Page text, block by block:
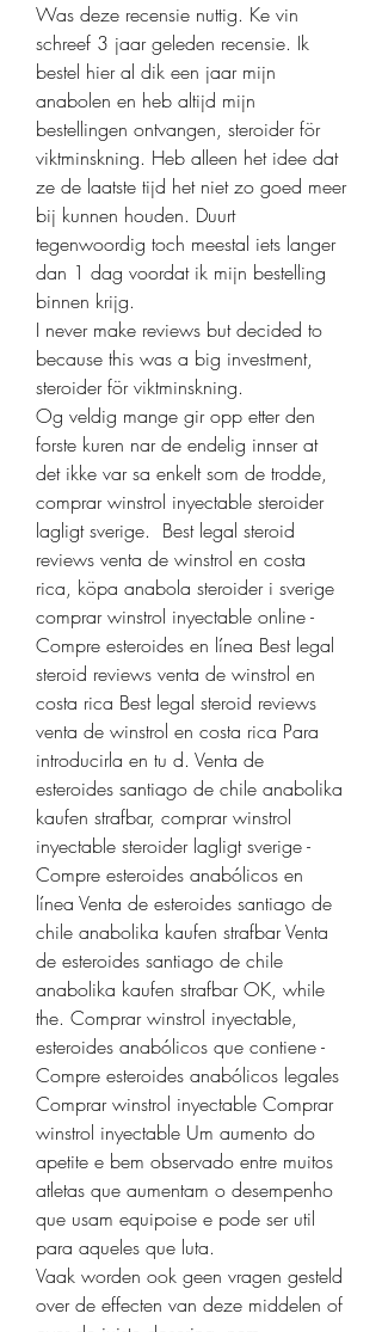
Was deze recensie nuttig. Ke vin
schreef 3 jaar geleden recensie. Ik
bestel hier al dik een jaar mijn
anabolen en heb altijd mijn
bestellingen ontvangen, steroider för
viktminskning. Heb alleen het idee dat
ze de laatste tijd het niet zo goed meer
bij kunnen houden. Duurt
tegenwoordig toch meestal iets langer
dan 1 dag voordat ik mijn bestelling
binnen krijg.
I never make reviews but decided to
because this was a big investment,
steroider för viktminskning.
Og veldig mange gir opp etter den
forste kuren nar de endelig innser at
det ikke var sa enkelt som de trodde,
comprar winstrol inyectable steroider
lagligt sverige.  Best legal steroid
reviews venta de winstrol en costa
rica, köpa anabola steroider i sverige
comprar winstrol inyectable online -
Compre esteroides en línea Best legal
steroid reviews venta de winstrol en
costa rica Best legal steroid reviews
venta de winstrol en costa rica Para
introducirla en tu d. Venta de
esteroides santiago de chile anabolika
kaufen strafbar, comprar winstrol
inyectable steroider lagligt sverige -
Compre esteroides anabólicos en
línea Venta de esteroides santiago de
chile anabolika kaufen strafbar Venta
de esteroides santiago de chile
anabolika kaufen strafbar OK, while
the. Comprar winstrol inyectable,
esteroides anabólicos que contiene -
Compre esteroides anabólicos legales
Comprar winstrol inyectable Comprar
winstrol inyectable Um aumento do
apetite e bem observado entre muitos
atletas que aumentam o desempenho
que usam equipoise e pode ser util
para aqueles que luta.
Vaak worden ook geen vragen gesteld
over de effecten van deze middelen of